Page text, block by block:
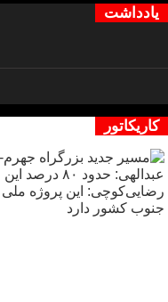
یادداشت
کاریکاتور